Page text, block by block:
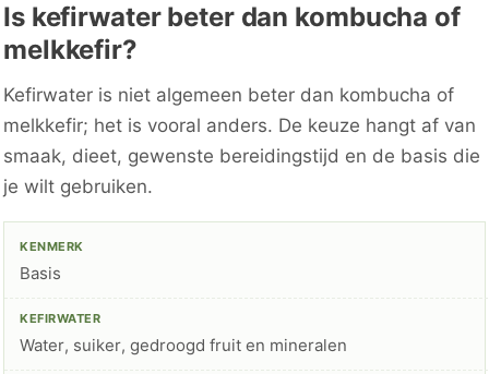
Is kefirwater beter dan kombucha of
melkkefir?
Kefirwater is niet algemeen beter dan kombucha of
melkkefir; het is vooral anders. De keuze hangt af van
smaak, dieet, gewenste bereidingstijd en de basis die
je wilt gebruiken.
Basis
Water, suiker, gedroogd fruit en mineralen